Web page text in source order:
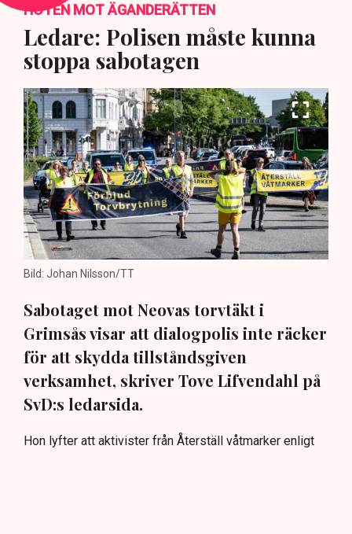
HOTEN MOT ÄGANDERÄTTEN
Ledare: Polisen måste kunna
stoppa sabotagen
Bild: Johan Nilsson/TT
Sabotaget mot Neovas torvtäkt i
Grimsås visar att dialogpolis inte räcker
för att skydda tillståndsgiven
verksamhet, skriver Tove Lifvendahl på
SvD:s ledarsida.
Hon lyfter att aktivister från Återställ våtmarker enligt